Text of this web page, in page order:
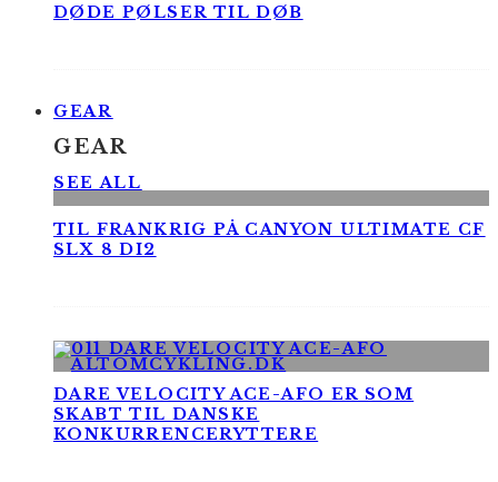
DØDE PØLSER TIL DØB
GEAR
GEAR
SEE ALL
TIL FRANKRIG PÅ CANYON ULTIMATE CF
SLX 8 DI2
DARE VELOCITY ACE-AFO ER SOM
SKABT TIL DANSKE
KONKURRENCERYTTERE